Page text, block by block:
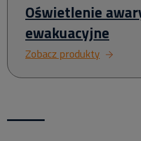
Oświetlenie
ewakuacyjne
Zobacz produkty